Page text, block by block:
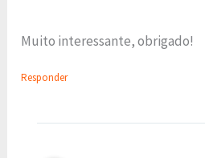
Muito interessante, obrigado!
Responder